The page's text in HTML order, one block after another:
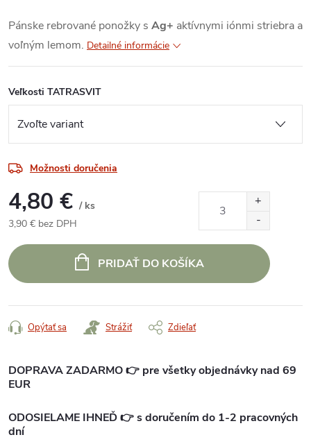
Pánske rebrované ponožky s Ag+ aktívnymi iónmi striebra a
voľným lemom. Detailné informácie
Veľkosti TATRASVIT
Možnosti doručenia
4,80 € / ks
3,90 € bez DPH
cena:
PRIDAŤ DO KOŠÍKA
Opýtať sa Strážiť Zdieľať
DOPRAVA ZADARMO 👉 pre všetky objednávky nad 69
EUR
ODOSIELAME IHNEĎ 👉 s doručením do 1-2 pracovných
dní